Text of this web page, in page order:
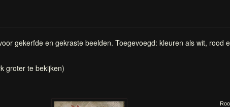
gekerfde en gekraste beelden. Toegevoegd: kleuren als wit, rood
groter te bekijken)